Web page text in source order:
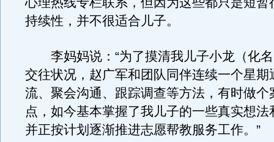
持续性，并不很适合儿子。
李妈妈说：“为了摸清我儿子小龙（化名
交往状况，赵广军和团队同伴连续一个星期
流、聚会沟通、跟踪调查等方法，有时做个
点，如今基本掌握了我儿子的一些真实想法
并正按计划逐渐推进志愿帮教服务工作。”